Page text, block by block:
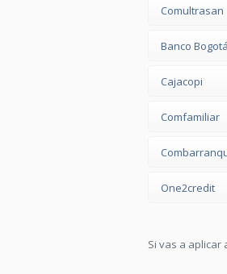
Comultrasan
Banco Bogotá
Cajacopi
Comfamiliar
One2credit
Si vas a aplicar